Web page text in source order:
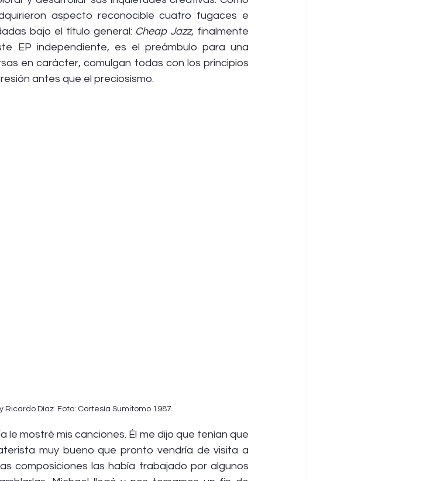
aspecto reconocible cuatro fugaces e
bajo el título general: Cheap Jazz, finalmente
EP independiente, es el preámbulo para una
en carácter, comulgan todas con los principios
antes que el preciosismo.
Ricardo Díaz. Foto: Cortesía Sumitomo 1987.
le mostré mis canciones. Él me dijo que tenían que
muy bueno que pronto vendría de visita a
composiciones las había trabajado por algunos